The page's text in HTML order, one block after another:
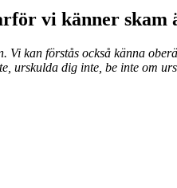
vi känner skam
Vi kan förstås också känna
urskulda dig inte, be inte om